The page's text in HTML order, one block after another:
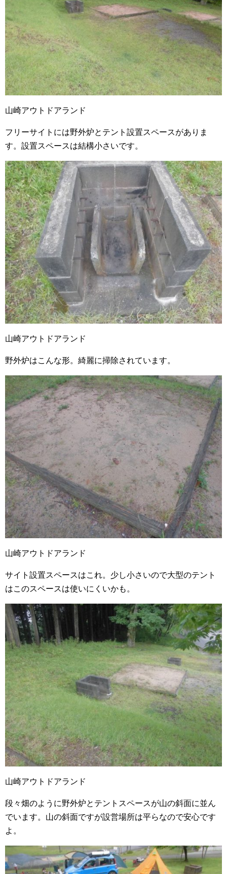
山崎アウトドアランド
フリーサイトには野外炉とテント設置スペースがありま
す。設置スペースは結構小さいです。
山崎アウトドアランド
野外炉はこんな形。綺麗に掃除されています。
山崎アウトドアランド
サイト設置スペースはこれ。少し小さいので大型のテント
はこのスペースは使いにくいかも。
山崎アウトドアランド
段々畑のように野外炉とテントスペースが山の斜面に並ん
でいます。山の斜面ですが設営場所は平らなので安心です
よ。